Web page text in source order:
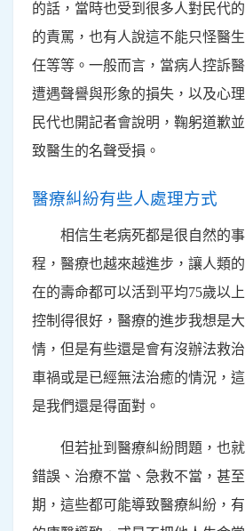
的話，當時也受到很多人對民代
的責罵，也有人說這不能只怪醫
任等等。一般而言，當病人控訴
遭遇聲譽與形象的損失，以及心
民代也開記者會說明，鞠躬道歉
致醫生的名聲受損。
醫療糾紛有些人處理方式
相信生老病死都是很自然的
程，醫療也越來越進步，讓人類
在的壽命都可以活到平均75歲以
控制得很好，醫療的進步我想是
情，但是有些還是會有沒辦法救
車禍或是已經無法治癒的情況，
是我們還是得面對。
但若扯到醫療糾紛問題，也
錯誤、治療不當、急救不當，甚
期，這些都可能導致醫療糾紛，